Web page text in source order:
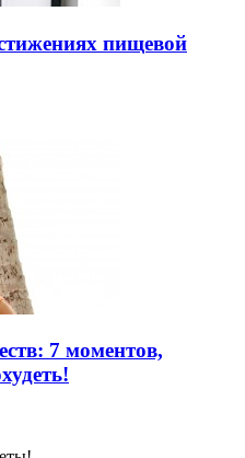
пищевой
7 моментов,